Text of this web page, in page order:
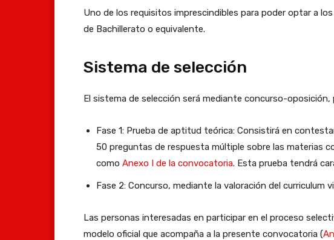
Uno de los requisitos imprescindibles para poder optar a
de Bachillerato o equivalente.
Sistema de selección
El sistema de selección será mediante concurso-oposición,
Fase 1: Prueba de aptitud teórica: Consistirá en
50 preguntas de respuesta múltiple sobre las materias
como Anexo I de la convocatoria. Esta prueba tendrá
Fase 2: Concurso, mediante la valoración del curriculum
Las personas interesadas en participar en el proceso
modelo oficial que acompaña a la presente convocatoria (